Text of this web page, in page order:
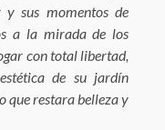
y sus momentos de
a la mirada de los
con total libertad,
de su jardín
que restara belleza y